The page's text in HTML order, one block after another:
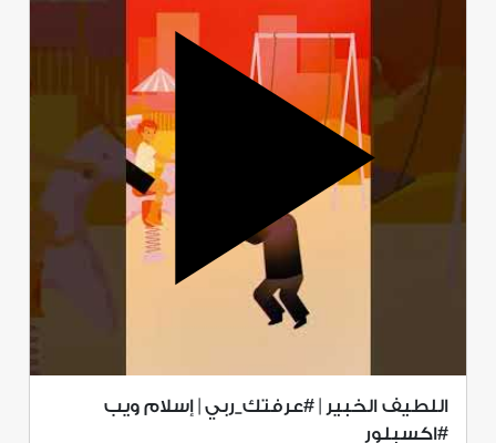
اللطيف الخبير | #عرفتك_ربي | إسلام ويب
#اكسبلور